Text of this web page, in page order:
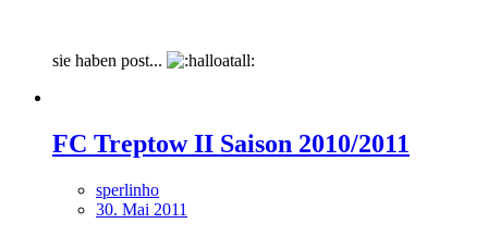
sie haben post...
FC Treptow II Saison 2010/2011
sperlinho
30. Mai 2011